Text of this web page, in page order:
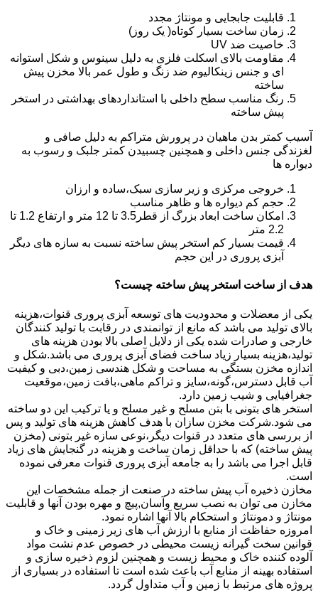
قابلیت جابجایی و مونتاژ مجدد
زمان ساخت بسیار کوتاه( یک روز)
خاصیت ضد UV
مقاومت بالای اسکلت فلزی به دلیل سینوس و شکل استوانه
ای و جنس زینکالیوم ضد زنگ و طول عمر بالا مخزن پیش
ساخته
رنگ مناسب سطح داخلی با استانداردهای بهداشتی در استخر
پیش ساخته
آسیب کمتر بدن ماهیان در پرورش متراکم به دلیل صافی و
لغزندگی جنس داخلی و همچنین چسبیدن کمتر جلبک و رسوب به
دیواره ها
خروجی مرکزی و زیر سازی سبک،ساده و ارزان
حجم کم دیواره ها و ظاهر مناسب
امکان ساخت ابعاد بزرگ از قطر3.5 تا 12 متر و ارتفاع 1.2 تا
2.2 متر
قیمت بسیار کم استخر پیش ساخته نسبت به سازه های دیگر
آبزی پروری در این حجم
هدف از ساخت استخر پیش ساخته چیست؟
یکی از معضلات و محدودیت های توسعه آبزی پروری قنوات،هزینه
بالای تولید می باشد که مانع از توانمندی در رقابت با تولید کنندگان
خارجی و صادرات شده یکی از دلایل اصلی بالا بودن هزینه های
تولید،هزینه بسیار زیاد ساخت فضای آبزی پروری می باشد.شکل و
اندازه مخزن بستگی به مساحت و شکل هندسی زمین،دبی و کیفیت
آب قابل دسترس،گونه،سایز و تراکم ماهی،بافت زمین،موقعیت
جغرافیایی و شیب زمین دارد.
استخر های بتونی با بتن مسلح و غیر مسلح و یا ترکیب این دو ساخته
می شود.شرکت مخزن سازان با هدف کاهش هزینه های تولید و پس
از بررسی های متعدد در قنوات دیگر،نوعی سازه غیر بتونی (مخزن
پیش ساخته) که با حداقل زمان ساخت و هزینه در گنجایش های زیاد
قابل اجرا می باشد را به جامعه آبزی پروری قنوات معرفی نموده
است.
مخازن ذخیره آب پیش ساخته در صنعت از جمله مشخصات این
مخازن می توان به نصب سریع وآسان,پیچ و مهره بودن آنها و قابلیت
مونتاژ و دمونتاژ و استحکام بالا آنها اشاره نمود.
امروزه حفاظت از منابع با ارزش آب های زیر زمینی و خاک و
قوانین سخت گیرانه زیست محیطی در خصوص عدم نشت مواد
آلوده کننده خاک و محیط زیست و همچنین لزوم ذخیره سازی و
استفاده بهینه از منابع آب باعث شده است تا استفاده در بسیاری از
پروژه های مرتبط با زمین و آب متداول گردد.